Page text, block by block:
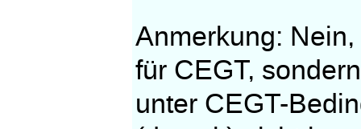
Anmerkung:
für CEGT,
unter CEGT-